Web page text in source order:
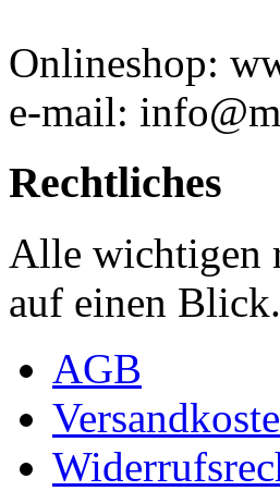
Onlineshop:
e-mail:
Rechtliches
Alle wichtigen
auf einen Blick.
AGB